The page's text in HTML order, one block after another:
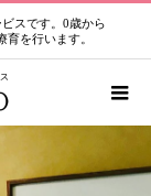
スです。0歳から
を行います。